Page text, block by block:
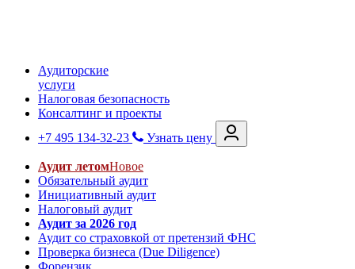
Аудиторские
услуги
Налоговая безопасность
Консалтинг и проекты
+7 495 134-32-23
Узнать цену
Аудит летомНовое
Обязательный аудит
Инициативный аудит
Налоговый аудит
Аудит за 2026 год
Аудит со страховкой от претензий ФНС
Проверка бизнеса (Due Diligence)
Форензик